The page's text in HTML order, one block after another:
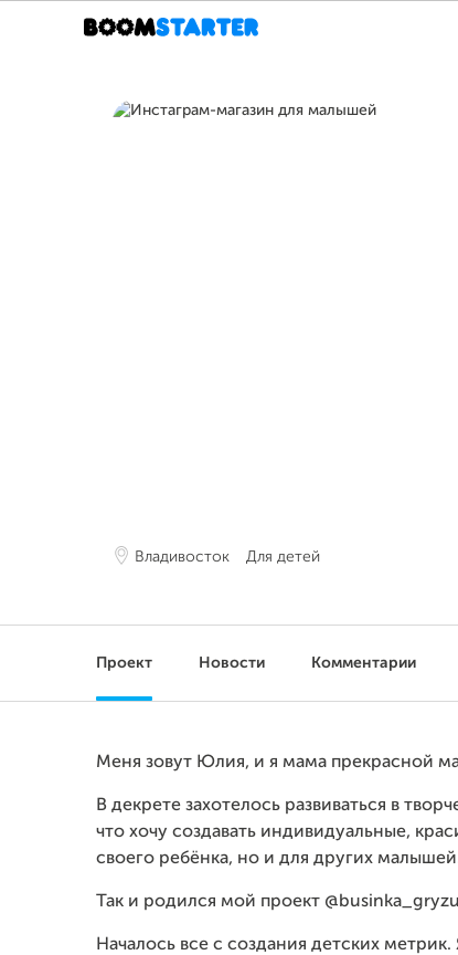
Владивосток Для детей
Проект Новости Комментарии
Меня зовут Юлия, и я мама прекрасной
В декрете захотелось развиваться в
что хочу создавать индивидуальные,
своего ребёнка, но и для других
Так и родился мой проект
Началось все с создания детских